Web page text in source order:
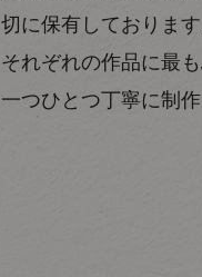
切に保有しておりま
それぞれの作品に最
一つひとつ丁寧に制作